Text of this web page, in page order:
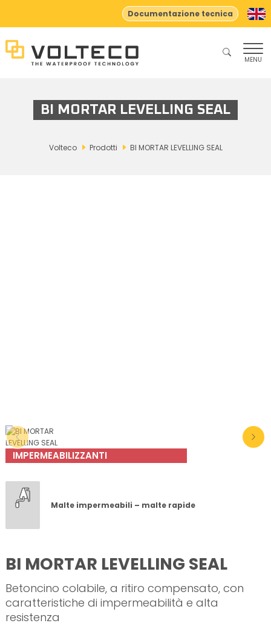
Documentazione tecnica
MENU
BI MORTAR LEVELLING SEAL
Volteco Prodotti BI MORTAR LEVELLING SEAL
IMPERMEABILIZZANTI
Malte impermeabili – malte rapide
BI MORTAR LEVELLING SEAL
Betoncino colabile, a ritiro compensato, con
caratteristiche di impermeabilità e alta
resistenza